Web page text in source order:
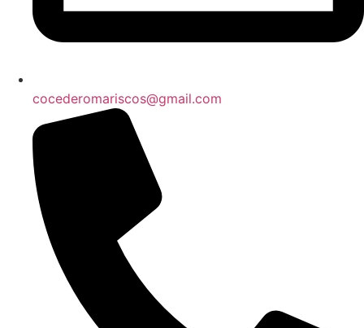
cocederomariscos@gmail.com